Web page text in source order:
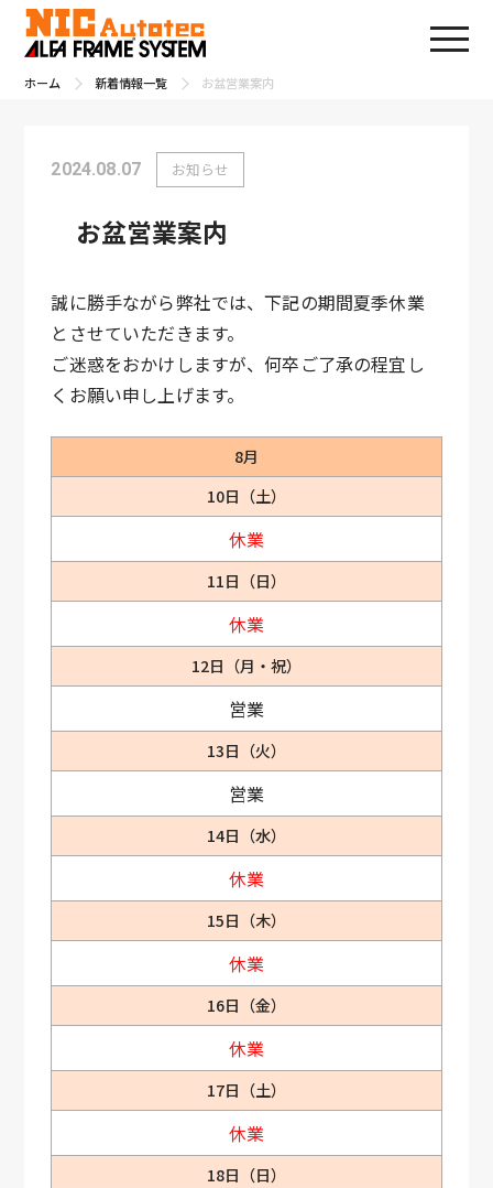
ホーム 新着情報一覧 お盆営業案内
2024.08.07 お知らせ
お盆営業案内
誠に勝手ながら弊社では、下記の期間夏季休業
とさせていただきます。
ご迷惑をおかけしますが、何卒ご了承の程宜し
くお願い申し上げます。
8月
10日（土）
休業
11日（日）
休業
12日（月・祝）
営業
13日（火）
営業
14日（水）
休業
15日（木）
休業
16日（金）
休業
17日（土）
休業
18日（日）